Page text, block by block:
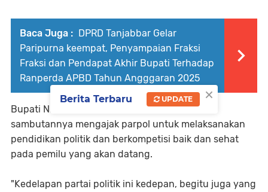
Baca Juga : DPRD Tanjabbar Gelar
Paripurna keempat, Penyampaian Fraksi
Fraksi dan Pendapat Akhir Bupati Terhadap
Ranperda APBD Tahun Angggaran 2025
Bupati Nias Barat, Khenoki Waruwu dalam
sambutannya mengajak parpol untuk melaksanakan
pendidikan politik dan berkompetisi baik dan sehat
pada pemilu yang akan datang.
"Kedelapan partai politik ini kedepan, begitu juga yang
×
Berita Terbaru UPDATE